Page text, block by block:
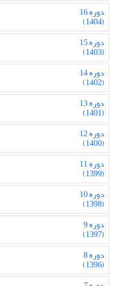
دوره 16
(1404)
دوره 15
(1403)
دوره 14
(1402)
دوره 13
(1401)
دوره 12
(1400)
دوره 11
(1399)
دوره 10
(1398)
دوره 9
(1397)
دوره 8
(1396)